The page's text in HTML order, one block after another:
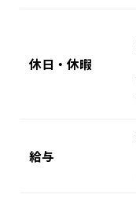
休日・休暇
給与